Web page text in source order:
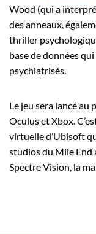
Wood (qui a
des anneaux,
thriller
base de données
psychiatrisés.
Le jeu sera lancé
Oculus et Xbox.
virtuelle d’Ubisoft
studios du Mile End
Spectre Vision, la